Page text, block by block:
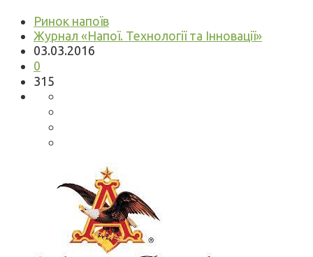
Ринок напоїв
Журнал «Напої. Технології та Інновації»
03.03.2016
0
315